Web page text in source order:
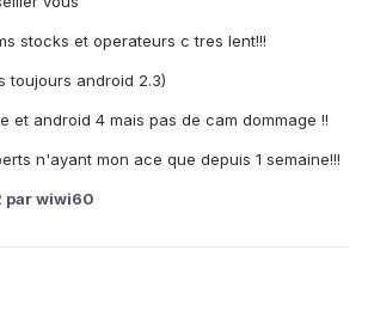
stocks et operateurs c tres lent!!!
toujours android 2.3)
et android 4 mais pas de cam dommage !!
n'ayant mon ace que depuis 1 semaine!!!
par wiwi60